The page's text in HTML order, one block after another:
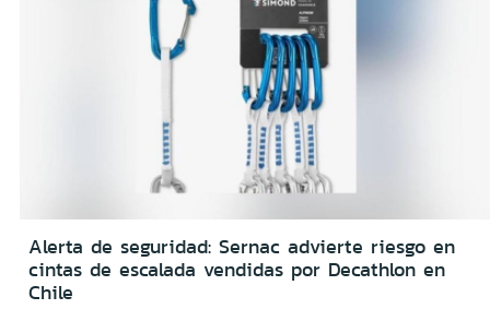
Alerta de seguridad: Sernac advierte riesgo en
cintas de escalada vendidas por Decathlon en
Chile